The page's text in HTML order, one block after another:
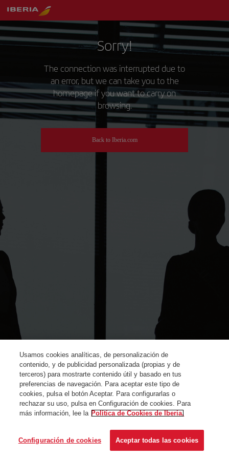
Sorry!
The connection was interrupted due to
an error, but we can take you to the
homepage if you want to carry on
browsing.
Back to Iberia.com
Usamos cookies analíticas, de personalización de
contenido, y de publicidad personalizada (propias y de
terceros) para mostrarte contenido útil y basado en tus
preferencias de navegación. Para aceptar este tipo de
cookies, pulsa el botón Aceptar. Para configurarlas o
rechazar su uso, pulsa en Configuración de cookies. Para
más información, lee la Política de Cookies de Iberia.
Configuración de cookies Aceptar todas las cookies